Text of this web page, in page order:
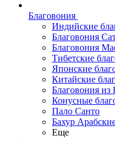
Благовония
Индийские
Благовония
Благовония
Тибетские
Японские
Китайские
Благовония из
Конусные
Пало Санто
Бахур
Еще